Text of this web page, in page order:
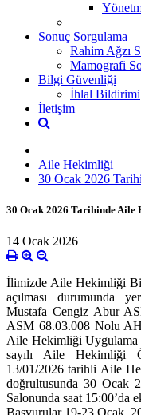
Sonuç Sorgulama
Rahim Ağzı
Mamografi
Bilgi Güvenliği
İhlal Bildirimi
İletişim
Aile Hekimliği
30 Ocak 2026
30 Ocak 2026 Tarihinde Aile
14 Ocak 2026
İlimizde Aile Hekimliği
açılması durumunda
Mustafa Cengiz Abur
ASM 68.03.008 Nolu
Aile Hekimliği Uygulama
sayılı Aile Hekimliği
13/01/2026 tarihli Aile
doğrultusunda 30 Ocak
Salonunda saat 15:00’da